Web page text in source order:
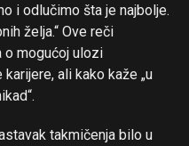
i odlučimo šta je najbolje.
želja.“ Ove reči
o mogućoj ulozi
ali kako kaže „u
takmičenja bilo u